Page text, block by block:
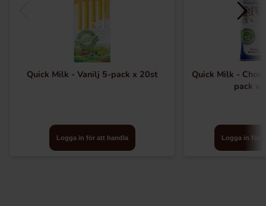
Quick Milk - Vanilj 5-pack x 20st
Logga in för att handla
Quick Milk -
pack x
Logga in för